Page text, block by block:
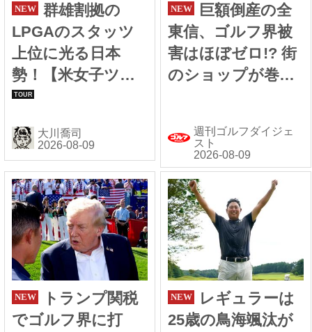
群雄割拠の
LPGAのスタッツ
上位に光る日本
勢！【米女子ツア
ー】
大川喬司
巨額倒産の全
東信、ゴルフ界被
害はほぼゼロ!? 街
のショップが巻き
週刊ゴルフダイジェ
スト
トランプ関税
でゴルフ界に打
レギュラーは
25歳の鳥海颯汰が